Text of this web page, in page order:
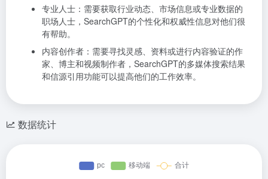
专业人士：需要获取行业动态、市场信息或专业数据的
职场人士，SearchGPT的个性化和权威性信息对他们很
有帮助。
内容创作者：需要寻找灵感、资料或进行内容验证的作
家、博主和视频制作者，SearchGPT的多媒体搜索结果
和信源引用功能可以提高他们的工作效率。
数据统计